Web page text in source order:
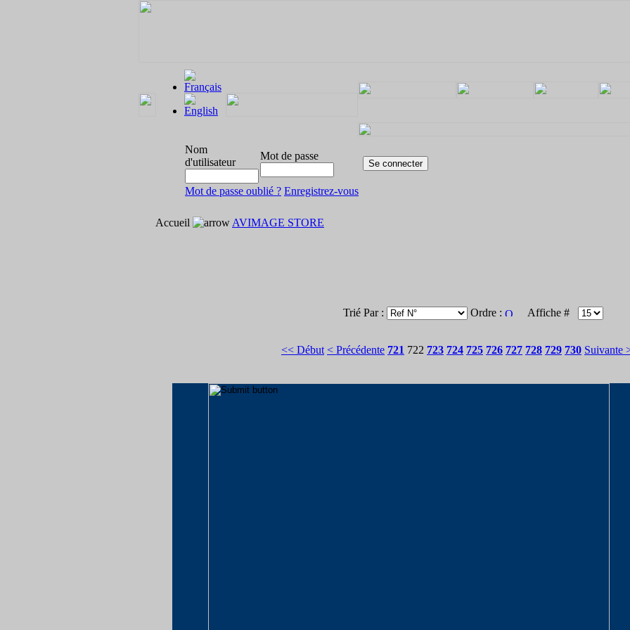
Nom
d'utilisateur
Mot de passe
Mot de passe oublié ? Enregistrez-vous
Accueil AVIMAGE STORE
Trié Par : Ordre : Affiche #
<< Début < Précédente 721 722 723 724 725 726 727 728 729 730 Suivante